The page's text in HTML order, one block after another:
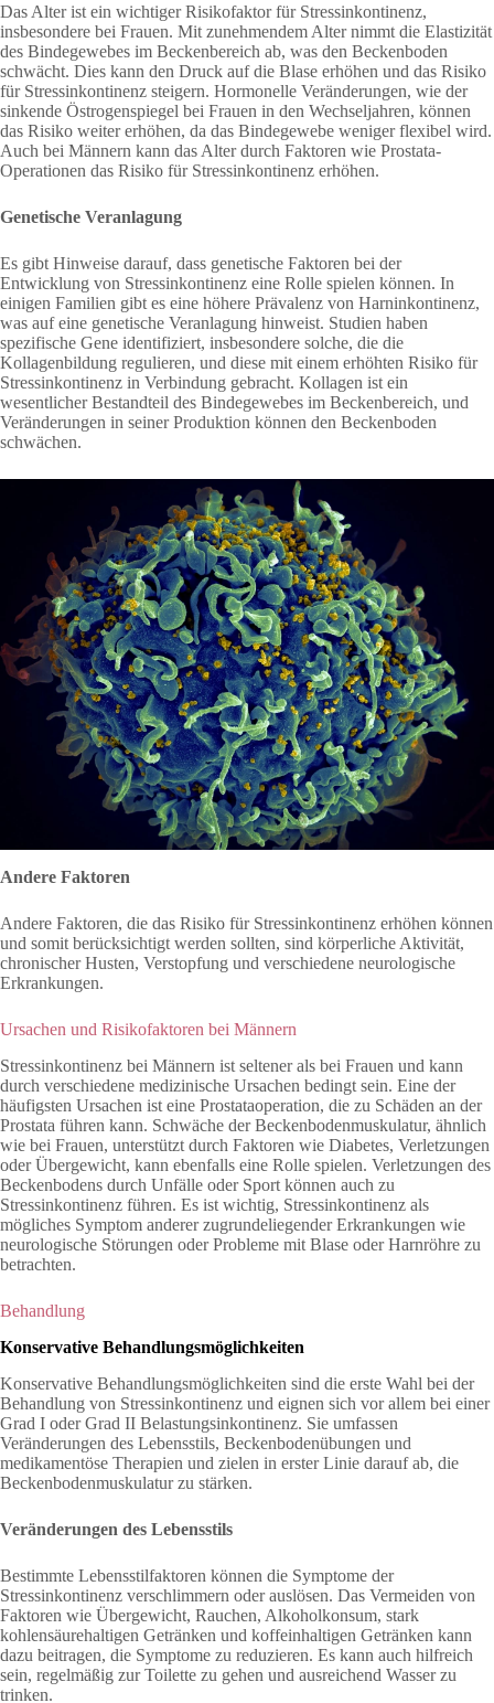
Das Alter ist ein wichtiger Risikofaktor für Stressinkontinenz,
insbesondere bei Frauen. Mit zunehmendem Alter nimmt die Elastizität
des Bindegewebes im Beckenbereich ab, was den Beckenboden
schwächt. Dies kann den Druck auf die Blase erhöhen und das Risiko
für Stressinkontinenz steigern. Hormonelle Veränderungen, wie der
sinkende Östrogenspiegel bei Frauen in den Wechseljahren, können
das Risiko weiter erhöhen, da das Bindegewebe weniger flexibel wird.
Auch bei Männern kann das Alter durch Faktoren wie Prostata-
Operationen das Risiko für Stressinkontinenz erhöhen.
Genetische Veranlagung
Es gibt Hinweise darauf, dass genetische Faktoren bei der
Entwicklung von Stressinkontinenz eine Rolle spielen können. In
einigen Familien gibt es eine höhere Prävalenz von Harninkontinenz,
was auf eine genetische Veranlagung hinweist. Studien haben
spezifische Gene identifiziert, insbesondere solche, die die
Kollagenbildung regulieren, und diese mit einem erhöhten Risiko für
Stressinkontinenz in Verbindung gebracht. Kollagen ist ein
wesentlicher Bestandteil des Bindegewebes im Beckenbereich, und
Veränderungen in seiner Produktion können den Beckenboden
schwächen.
Andere Faktoren
Andere Faktoren, die das Risiko für Stressinkontinenz erhöhen können
und somit berücksichtigt werden sollten, sind körperliche Aktivität,
chronischer Husten, Verstopfung und verschiedene neurologische
Erkrankungen.
Ursachen und Risikofaktoren bei Männern
Stressinkontinenz bei Männern ist seltener als bei Frauen und kann
durch verschiedene medizinische Ursachen bedingt sein. Eine der
häufigsten Ursachen ist eine Prostataoperation, die zu Schäden an der
Prostata führen kann. Schwäche der Beckenbodenmuskulatur, ähnlich
wie bei Frauen, unterstützt durch Faktoren wie Diabetes, Verletzungen
oder Übergewicht, kann ebenfalls eine Rolle spielen. Verletzungen des
Beckenbodens durch Unfälle oder Sport können auch zu
Stressinkontinenz führen. Es ist wichtig, Stressinkontinenz als
mögliches Symptom anderer zugrundeliegender Erkrankungen wie
neurologische Störungen oder Probleme mit Blase oder Harnröhre zu
betrachten.
Behandlung
Konservative Behandlungsmöglichkeiten
Konservative Behandlungsmöglichkeiten sind die erste Wahl bei der
Behandlung von Stressinkontinenz und eignen sich vor allem bei einer
Grad I oder Grad II Belastungsinkontinenz. Sie umfassen
Veränderungen des Lebensstils, Beckenbodenübungen und
medikamentöse Therapien und zielen in erster Linie darauf ab, die
Beckenbodenmuskulatur zu stärken.
Veränderungen des Lebensstils
Bestimmte Lebensstilfaktoren können die Symptome der
Stressinkontinenz verschlimmern oder auslösen. Das Vermeiden von
Faktoren wie Übergewicht, Rauchen, Alkoholkonsum, stark
kohlensäurehaltigen Getränken und koffeinhaltigen Getränken kann
dazu beitragen, die Symptome zu reduzieren. Es kann auch hilfreich
sein, regelmäßig zur Toilette zu gehen und ausreichend Wasser zu
trinken.